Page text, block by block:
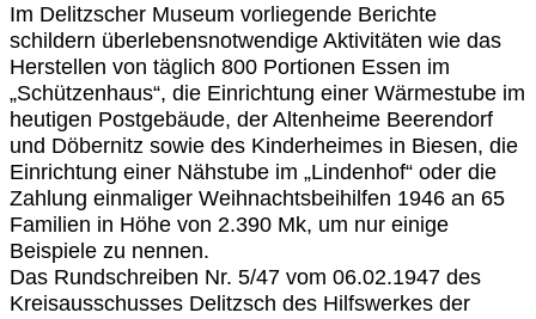
Im Delitzscher Museum vorliegende Berichte
schildern überlebensnotwendige Aktivitäten wie das
Herstellen von täglich 800 Portionen Essen im
„Schützenhaus“, die Einrichtung einer Wärmestube im
heutigen Postgebäude, der Altenheime Beerendorf
und Döbernitz sowie des Kinderheimes in Biesen, die
Einrichtung einer Nähstube im „Lindenhof“ oder die
Zahlung einmaliger Weihnachtsbeihilfen 1946 an 65
Familien in Höhe von 2.390 Mk, um nur einige
Beispiele zu nennen.
Das Rundschreiben Nr. 5/47 vom 06.02.1947 des
Kreisausschusses Delitzsch des Hilfswerkes der